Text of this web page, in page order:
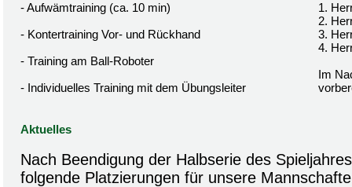
- Aufwämtraining (ca. 10 min)
- Kontertraining Vor- und Rückhand
- Training am Ball-Roboter
- Individuelles Training mit dem Übungsleiter
1.
2.
3.
4.
Im
Aktuelles
Nach Beendigung der Halbserie des
folgende Platzierungen für unsere